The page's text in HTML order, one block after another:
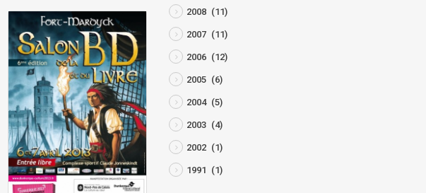
2008 (11)
2007 (11)
2006 (12)
2005 (6)
2004 (5)
2003 (4)
2002 (1)
1991 (1)